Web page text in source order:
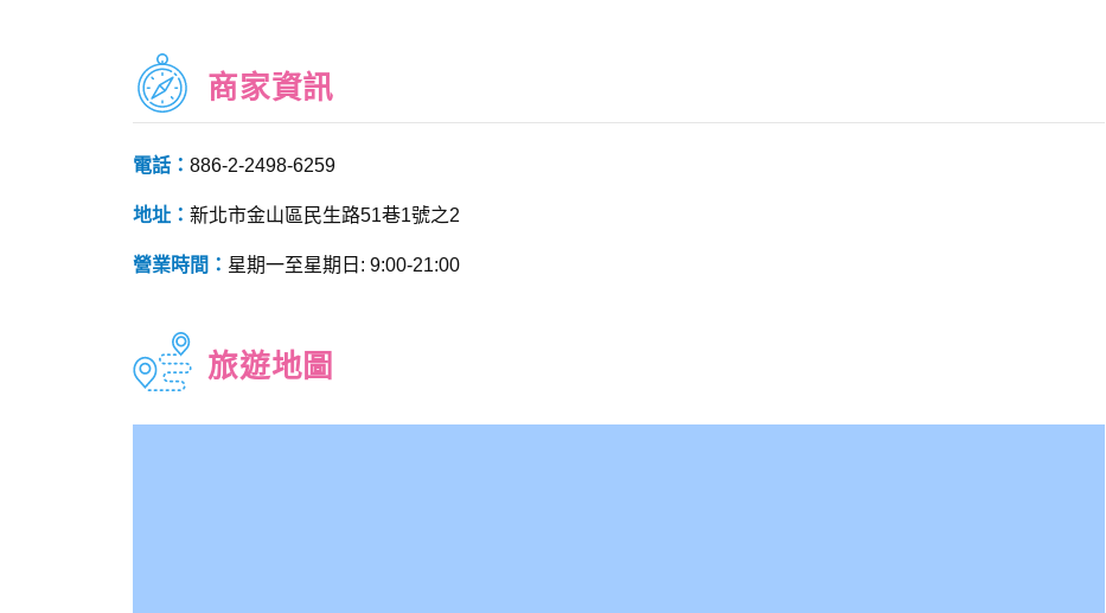
商家資訊
電話： 886-2-2498-6259
地址： 新北市金山區民生路51巷1號之2
營業時間： 星期一至星期日: 9:00-21:00
旅遊地圖